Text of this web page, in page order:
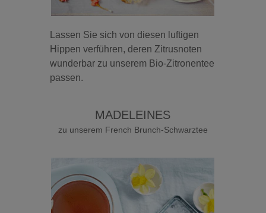
Lassen Sie sich von diesen luftigen
Hippen verführen, deren Zitrusnoten
wunderbar zu unserem Bio-Zitronentee
passen.
MADELEINES
zu unserem French Brunch-Schwarztee